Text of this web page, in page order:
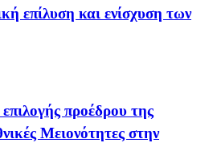
επίλυση και ενίσχυση των
προέδρου της
Μειονότητες στην